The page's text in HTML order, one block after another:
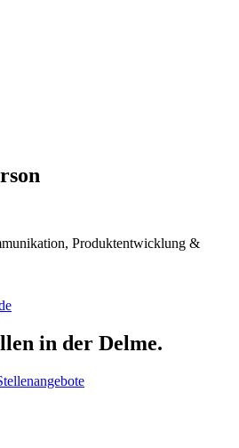
Produktentwicklung &
in der Delme.